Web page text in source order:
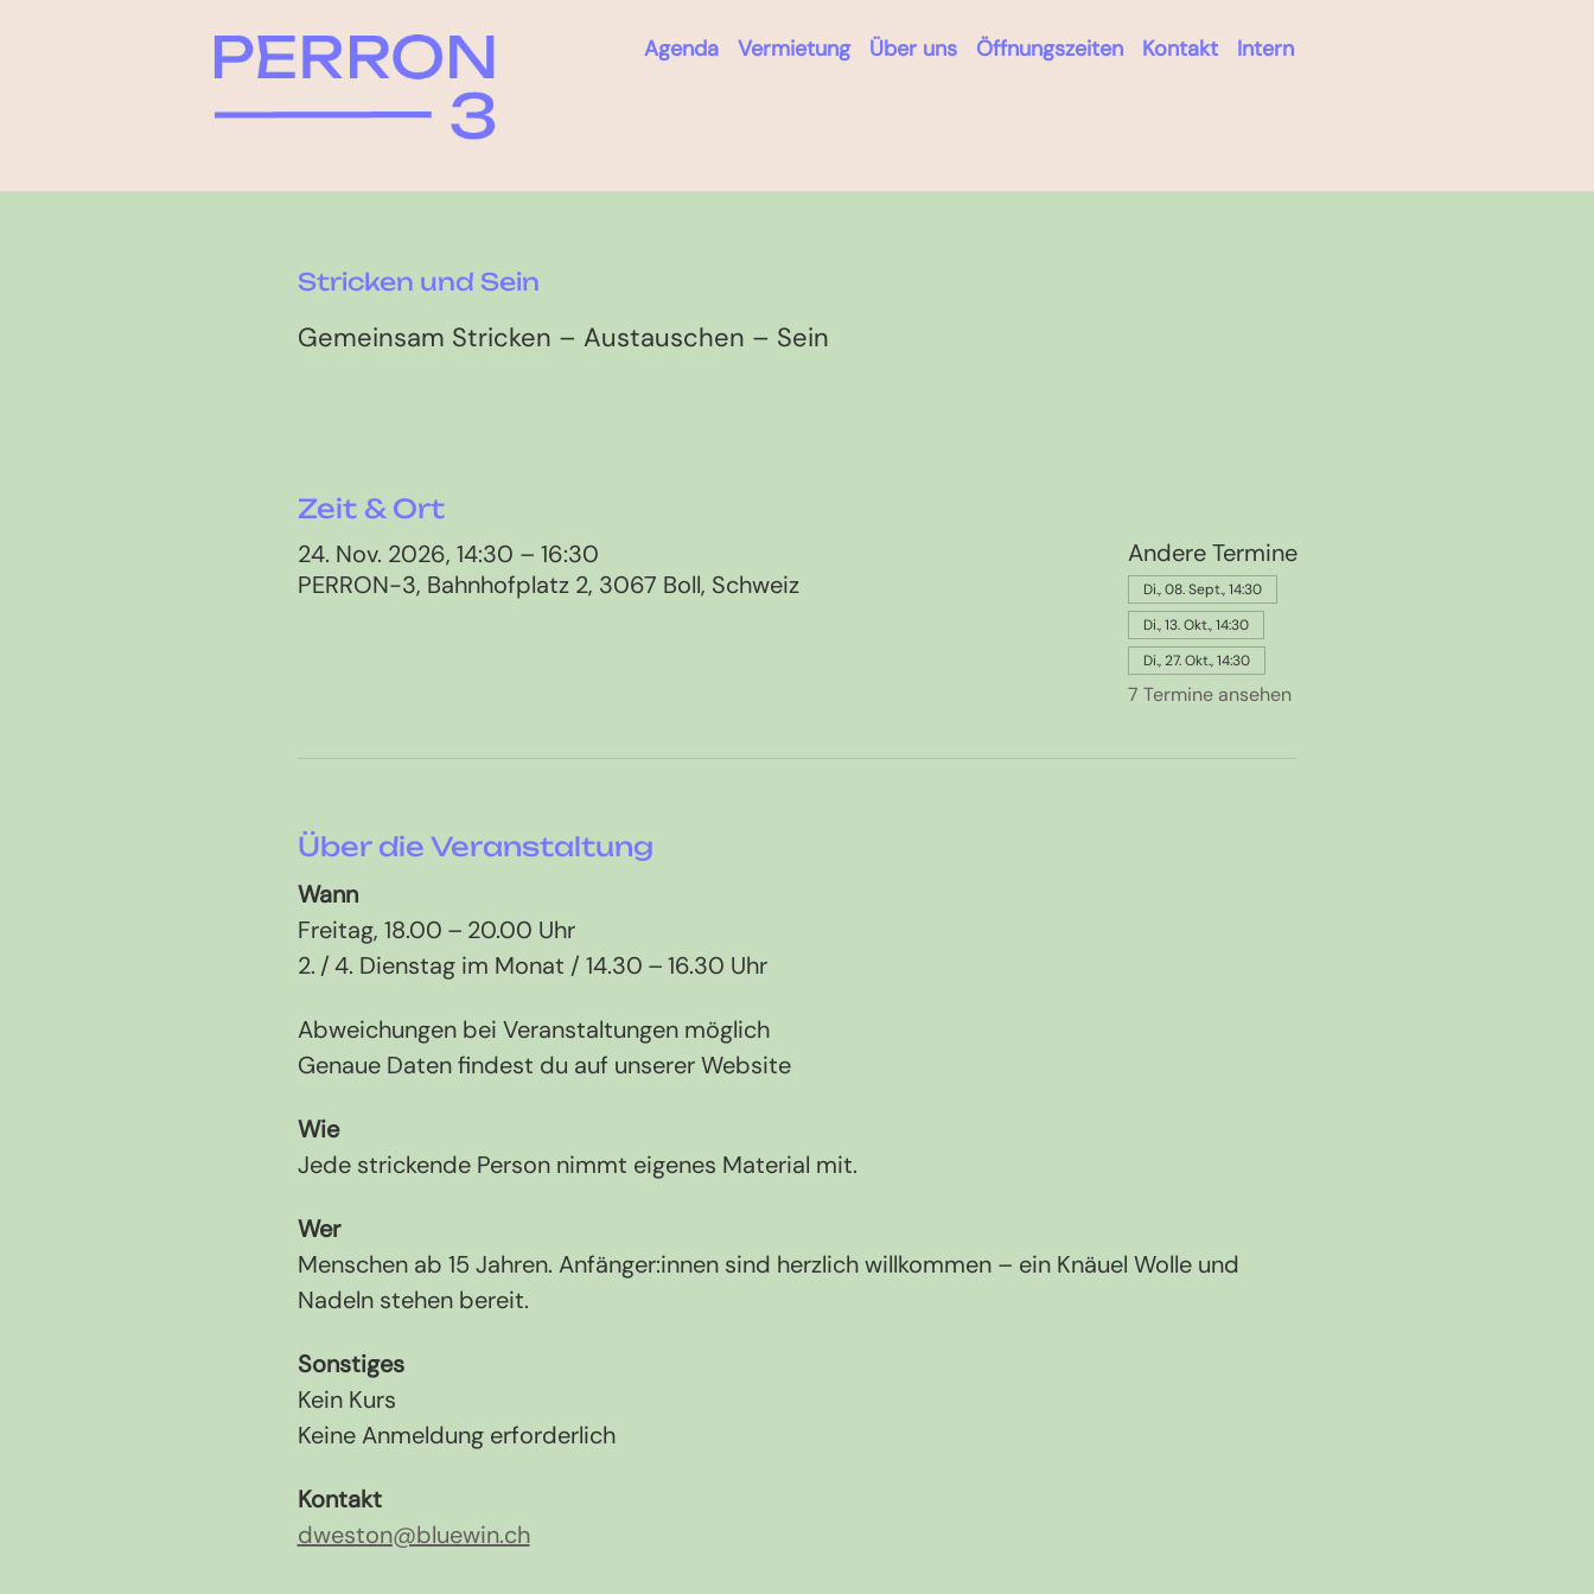
Agenda Vermietung Über uns Öffnungszeiten Kontakt Intern
Stricken und Sein
Gemeinsam Stricken – Austauschen – Sein
Zeit & Ort
24. Nov. 2026, 14:30 – 16:30
PERRON-3, Bahnhofplatz 2, 3067 Boll, Schweiz
Andere Termine
Di., 08. Sept., 14:30
Di., 13. Okt., 14:30
Di., 27. Okt., 14:30
7 Termine ansehen
Über die Veranstaltung
Wann
Freitag, 18.00 – 20.00 Uhr
2. / 4. Dienstag im Monat / 14.30 – 16.30 Uhr
Abweichungen bei Veranstaltungen möglich
Genaue Daten findest du auf unserer Website
Wie
Jede strickende Person nimmt eigenes Material mit.
Wer
Menschen ab 15 Jahren. Anfänger:innen sind herzlich ­willkommen – ein Knäuel Wolle und
Nadeln stehen bereit.
Sonstiges
Kein Kurs
Keine Anmeldung erforderlich
Kontakt
dweston@bluewin.ch